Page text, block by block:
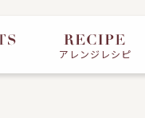
アレンジレシピ